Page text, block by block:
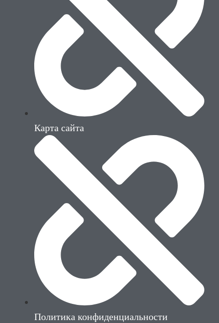
Карта сайта
Политика конфиденциальности